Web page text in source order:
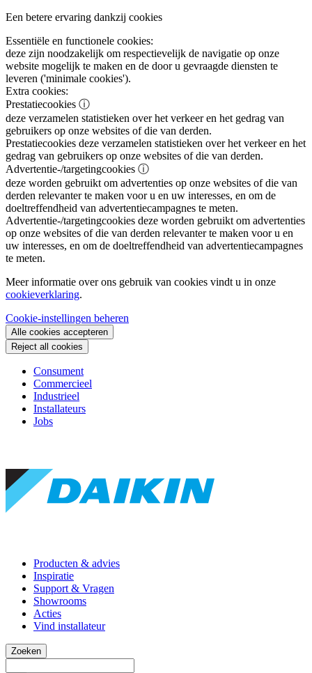
Een betere ervaring dankzij cookies
Essentiële en functionele cookies:
deze zijn noodzakelijk om respectievelijk de navigatie op onze
website mogelijk te maken en de door u gevraagde diensten te
leveren ('minimale cookies').
Extra cookies:
Prestatiecookies ⓘ
deze verzamelen statistieken over het verkeer en het gedrag van
gebruikers op onze websites of die van derden.
Prestatiecookies deze verzamelen statistieken over het verkeer en het
gedrag van gebruikers op onze websites of die van derden.
Advertentie-/targetingcookies ⓘ
deze worden gebruikt om advertenties op onze websites of die van
derden relevanter te maken voor u en uw interesses, en om de
doeltreffendheid van advertentiecampagnes te meten.
Advertentie-/targetingcookies deze worden gebruikt om advertenties
op onze websites of die van derden relevanter te maken voor u en
uw interesses, en om de doeltreffendheid van advertentiecampagnes
te meten.
Meer informatie over ons gebruik van cookies vindt u in onze
cookieverklaring.
Cookie-instellingen beheren
Alle cookies accepteren
Reject all cookies
Consument
Commercieel
Industrieel
Installateurs
Jobs
Producten & advies
Inspiratie
Support & Vragen
Showrooms
Acties
Vind installateur
Zoeken